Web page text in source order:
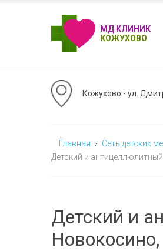
МД КЛИНИК
КОЖУХОВО
Кожухово - ул.
Главная
Сеть детских
Детский и
Детский и